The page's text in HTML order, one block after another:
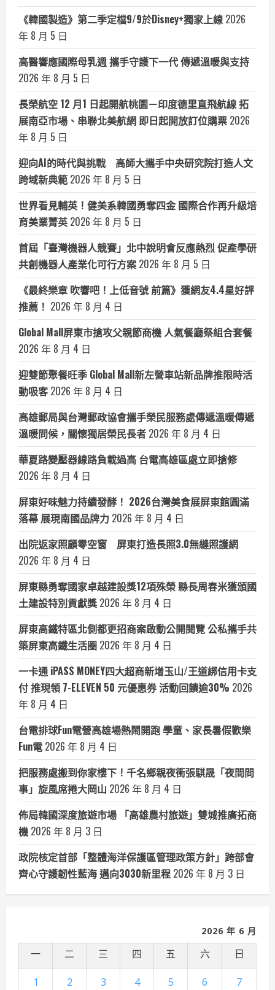
《韓國製造》第二季定檔9/9於Disney+獨家上線 2026
年 8 月 5 日
高醫響應國際母乳週 攜手守護下一代 傳遞溫暖與支持
2026 年 8 月 5 日
長榮航空 12 月1 日起開航桃園－印度德里直飛航線 拓
展南亞市場、串聯北美航網 即日起開放訂位購票 2026
年 8 月 5 日
迎向AI的時代與挑戰 高師大攜手中央研究院打造人文
跨域新典範 2026 年 8 月 5 日
世界看見輔英！健美系韓國勇奪四金 國際合作再升級培
育美業菁英 2026 年 8 月 5 日
首屆「臺灣機器人競賽」北中說明會反應熱烈 促產學研
共創機器人產業化可行方案 2026 年 8 月 5 日
《最終樂章 吹響吧！上低音號 前篇》獲網友4.4星好評
推薦！ 2026 年 8 月 4 日
Global Mall屏東市搶攻父親節商機 人氣餐廳祭組合套餐
2026 年 8 月 4 日
迎雙節聚餐旺季 Global Mall新左營車站新品牌推限時活
動吸客 2026 年 8 月 4 日
高雄郵局與台灣郵政協會攜手榮民服務處傳遞溫暖傳遞
溫暖問候，關懷獨居榮民長者 2026 年 8 月 4 日
華夏路變壓器線路負載過高 台電高雄區處立即搶修
2026 年 8 月 4 日
屏東好味魅力持續發酵！ 2026台灣美食展屏東館圓滿
落幕 展現南國品牌力 2026 年 8 月 4 日
出院返家照顧零空窗 屏東打造長照3.0無縫照護網
2026 年 8 月 4 日
屏東縣勇奪國家卓越建設獎12項殊榮 縣長周春米獲頒國
土建設特別貢獻獎 2026 年 8 月 4 日
屏東高鐵特區北側都更招商案啟動公開閱覽 公私攜手共
築屏東高鐵生活圈 2026 年 8 月 4 日
一卡通 iPASS MONEY四大超商新增玉山/王道綁信用卡支
付 推現領 7-ELEVEN 50 元優惠券 活動回饋逾30% 2026
年 8 月 4 日
台電排球Fun電營高雄場熱鬧開跑 學童、家長暑假歡樂
Fun電 2026 年 8 月 4 日
把服務處搬到你家樓下！千名鄉親夜衝張騏晟「夜間問
事」旋風席捲大岡山 2026 年 8 月 4 日
佈局韓國深度旅遊市場 「高雄農村旅遊」雙城推廣拓商
機 2026 年 8 月 3 日
政院核定首部「整體海洋保護區管理政策方針」跨部會
齊心守護韌性藍海 邁向3030新里程 2026 年 8 月 3 日
2026 年 6 月
一 二 三 四 五 六 日
1 2 3 4 5 6
7